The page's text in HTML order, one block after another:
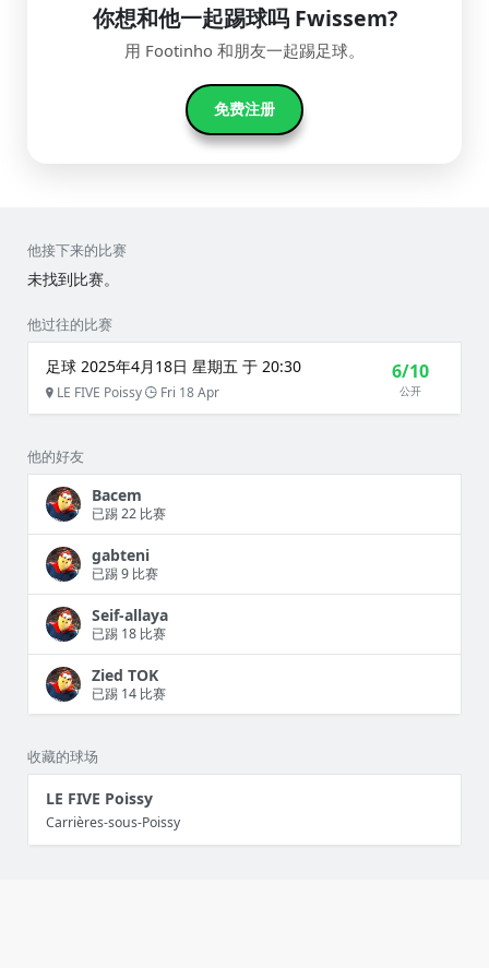
你想和他一起踢球吗 Fwissem?
用 Footinho 和朋友一起踢足球。
免费注册
他接下来的比赛
未找到比赛。
他过往的比赛
足球 2025年4月18日 星期五 于 20:30
LE FIVE Poissy Fri 18 Apr
6/10
公开
他的好友
Bacem
已踢 22 比赛
gabteni
已踢 9 比赛
Seif-allaya
已踢 18 比赛
Zied TOK
已踢 14 比赛
收藏的球场
LE FIVE Poissy
Carrières-sous-Poissy